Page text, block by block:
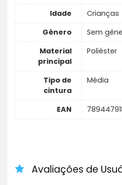
Idade
Crianças
Gênero
Sem
Material
principal
Poliéster
Tipo de
cintura
Média
EAN
Avaliações de